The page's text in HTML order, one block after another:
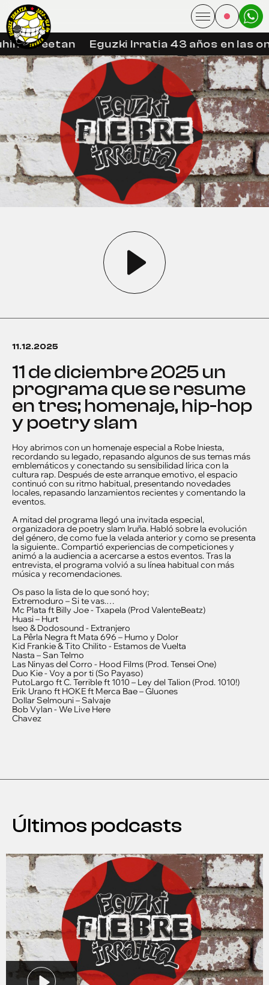
libreetan Eguzki Irratia 43 años en las
11.12.2025
11 de diciembre 2025 un
programa que se resume
en tres; homenaje, hip-hop
y poetry slam
Hoy abrimos con un homenaje especial a Robe Iniesta,
recordando su legado, repasando algunos de sus temas más
emblemáticos y conectando su sensibilidad lírica con la
cultura rap. Después de este arranque emotivo, el espacio
continuó con su ritmo habitual, presentando novedades
locales, repasando lanzamientos recientes y comentando la
eventos.
A mitad del programa llegó una invitada especial,
organizadora de poetry slam Iruña. Habló sobre la evolución
del género, de como fue la velada anterior y como se presenta
la siguiente.. Compartió experiencias de competiciones y
animó a la audiencia a acercarse a estos eventos. Tras la
entrevista, el programa volvió a su línea habitual con más
música y recomendaciones.
Os paso la lista de lo que sonó hoy;
Extremoduro – Si te vas.…
Mc Plata ft Billy Joe - Txapela (Prod ⁨ValenteBeatz⁩)
Huasi – Hurt
Iseo & Dodosound - Extranjero
La Pêrla Negra ft Mata 696 – Humo y Dolor
Kid Frankie & Tito Chilito - Estamos de Vuelta
Nasta – San Telmo
Las Ninyas del Corro - Hood Films (Prod. Tensei One)
Duo Kie - Voy a por ti (So Payaso)
PutoLargo ft C. Terrible ft 1010 – Ley del Talion (Prod. 1010!)
Erik Urano ft HOKE ft Merca Bae – Gluones
Dollar Selmouni – Salvaje
Bob Vylan - We Live Here
Chavez
Últimos podcasts